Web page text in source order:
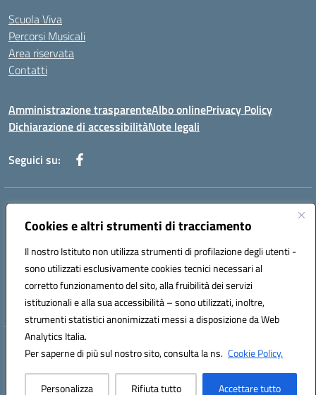
Cookies e altri strumenti di tracciamento
Il nostro Istituto non utilizza strumenti di profilazione degli utenti -
sono utilizzati esclusivamente cookies tecnici necessari al
corretto funzionamento del sito, alla fruibilità dei servizi
istituzionali e alla sua accessibilità – sono utilizzati, inoltre,
strumenti statistici anonimizzati messi a disposizione da Web
Analytics Italia.
Per saperne di più sul nostro sito, consulta la ns. Cookie Policy.
Personalizza Rifiuta tutto Accettare tutto
Scuola Viva
Percorsi Musicali
Area riservata
Contatti
Amministrazione trasparenteAlbo onlinePrivacy Policy
Dichiarazione di accessibilitàNote legali
Seguici su:
Indirizzo:
Centralino:089868360 Email:saic857007@istruzione.it
Codice fiscale: 80025860653
Codice meccanografico:
SAIC857007
Codice Indice delle Pubbliche Amministrazioni (IPA): istsc_saic857007
Hosting & Powered by 3D Solution S.r.l.
Concept & Design by Designers Italia